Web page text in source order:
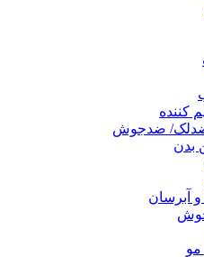
کننده
ضدلک/ ضدجوش
بدن
آبرسان